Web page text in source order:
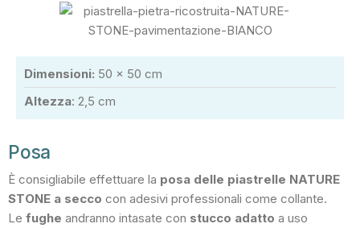
Dimensioni: 50 x 50 cm
Altezza: 2,5 cm
Posa
È consigliabile effettuare la posa delle piastrelle NATURE
STONE a secco con adesivi professionali come collante.
Le fughe andranno intasate con stucco adatto a uso